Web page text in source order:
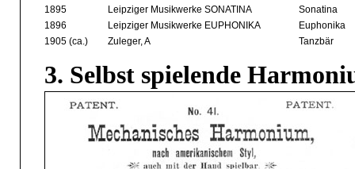
1895 Leipziger Musikwerke SONATINA
Sonatina
1896
Leipziger Musikwerke EUPHONIKA
Euphonika
1905 (ca.)
Zuleger, A Tanzbär
3. Selbst spielende